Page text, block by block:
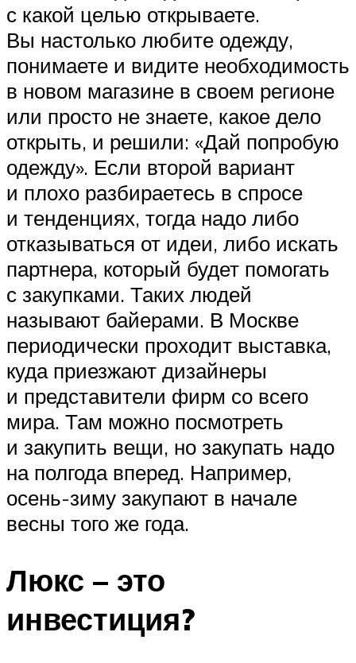
с какой целью открываете.
Вы настолько любите одежду,
понимаете и видите необходимость
в новом магазине в своем регионе
или просто не знаете, какое дело
открыть, и решили: «Дай попробую
одежду». Если второй вариант
и плохо разбираетесь в спросе
и тенденциях, тогда надо либо
отказываться от идеи, либо искать
партнера, который будет помогать
с закупками. Таких людей
называют байерами. В Москве
периодически проходит выставка,
куда приезжают дизайнеры
и представители фирм со всего
мира. Там можно посмотреть
и закупить вещи, но закупать надо
на полгода вперед. Например,
осень-зиму закупают в начале
весны того же года.
Люкс – это
инвестиция?